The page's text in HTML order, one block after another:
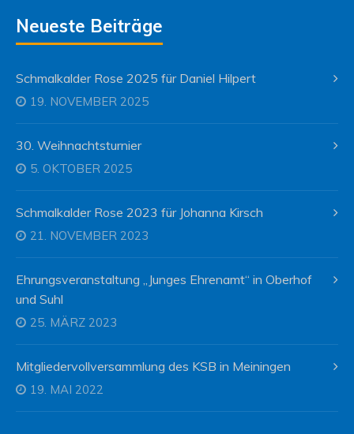
Neueste Beiträge
Schmalkalder Rose 2025 für Daniel Hilpert
19. NOVEMBER 2025
30. Weihnachtsturnier
5. OKTOBER 2025
Schmalkalder Rose 2023 für Johanna Kirsch
21. NOVEMBER 2023
Ehrungsveranstaltung „Junges Ehrenamt“ in Oberhof
und Suhl
25. MÄRZ 2023
Mitgliedervollversammlung des KSB in Meiningen
19. MAI 2022